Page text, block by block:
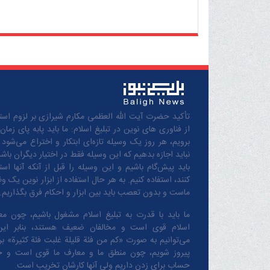
تأکید حضرت آیت الله العظمی مکارم شیرازی بر لزوم
از فناوری های نوین در تبلیغ اسلام: ما باید پابه پای
برویم، هر روز یک وسیله تازه‌ای ابتکار و اختراع
نباید اجازه بدهیم که این وسیله فقط در اختیار دیگران
باید پیش‌گام باشیم و این وسیله را قبل از آنکه آنها
کنند، استفاده کنیم. به هر حال استفاده از ابزار نوین یک
ماست و بدون تعصب باید بین ابزار و احکام فرق بگذاریم.
ما باید با قدرت به تبلیغ اسلام مشغول باشیم، چون
اسلام قوی است و مخالفان ضعیف هستند، بنابر
می‌توانیم به صورت «کم من فئة قلیلة غلبت فئة کثیرة» بر
پیروز شویم، چون منطق‌ ما و معارف ‌ما قوی است و
حساب برای زدن داریم ولی آنها کارشان تخریب است.